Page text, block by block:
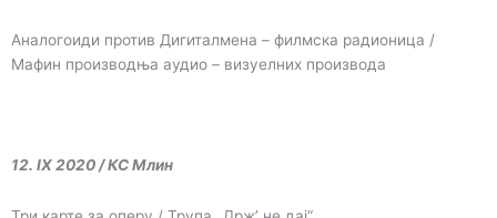
Аналогоиди против Дигиталмена – филмска радионица /
Мафин производња аудио – визуелних производа
12. IX 2020 / КС Млин